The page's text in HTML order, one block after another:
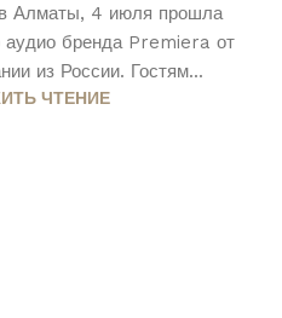
Алматы, 4 июля прошла
аудио бренда Premiera от
из России. Гостям...
ЧТЕНИЕ